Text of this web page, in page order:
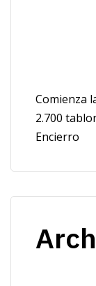
Comienza
2.700
Encierro